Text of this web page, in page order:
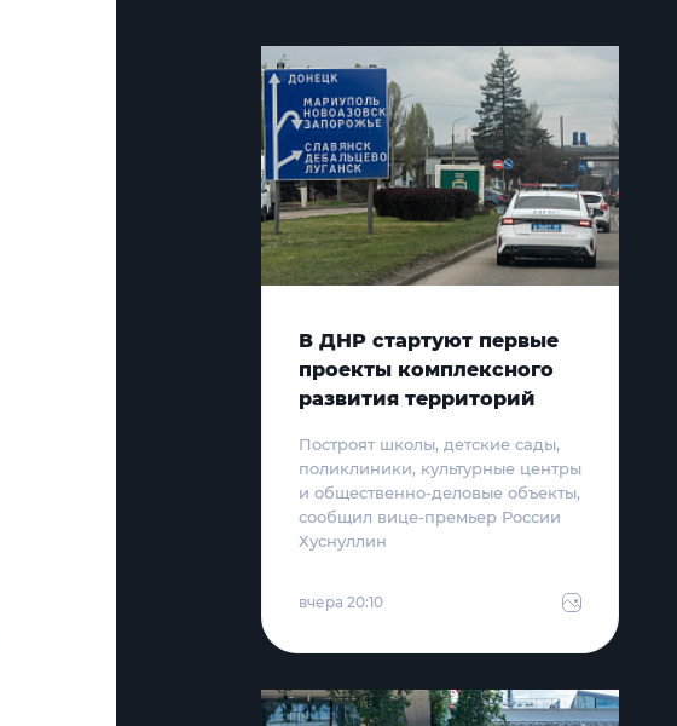
В ДНР стартуют первые
проекты комплексного
развития территорий
Построят школы, детские сады,
поликлиники, культурные центры
и общественно-деловые объекты,
сообщил вице-премьер России
Хуснуллин
вчера 20:10